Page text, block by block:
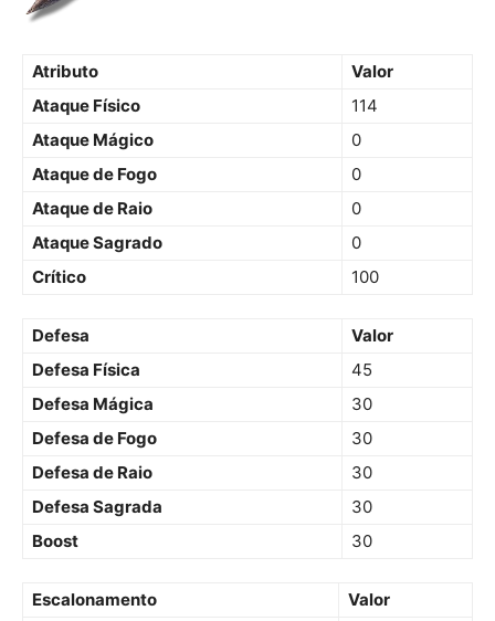
Atributo
Valor
Ataque Físico
114
Ataque Mágico
0
Ataque de Fogo
0
Ataque de Raio
0
Ataque Sagrado
0
Crítico
100
Defesa
Valor
Defesa Física
45
Defesa Mágica
30
Defesa de Fogo
30
Defesa de Raio
30
Defesa Sagrada
30
Boost
30
Escalonamento
Valor